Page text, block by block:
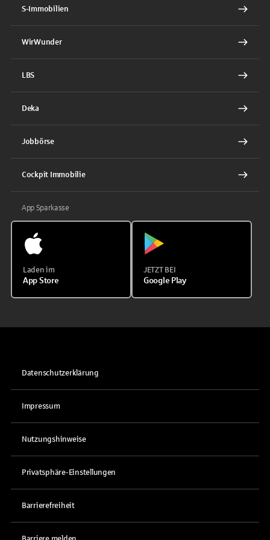
S-Immobilien
WirWunder
LBS
Deka
Jobbörse
Cockpit Immobilie
App Sparkasse
Laden im
App Store
JETZT BEI
Google Play
Datenschutzerklärung
Impressum
Nutzungshinweise
Privatsphäre-Einstellungen
Barrierefreiheit